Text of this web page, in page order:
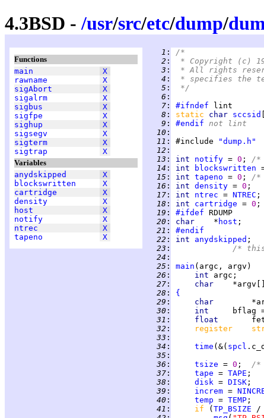
4.3BSD -/usr/src/etc/dump/
Functions
main
X
rawname
X
sigAbort
X
sigalrm
X
sigbus
X
sigfpe
X
sighup
X
sigsegv
X
sigterm
X
sigtrap
X
Variables
anydskipped
X
blockswritten
X
cartridge
X
density
X
host
X
notify
X
ntrec
X
tapeno
X
   1
:
/*
   2
:
* Copyright (c)
   3
:
* All rights
   4
:
* specifies the
   5
:
*/
   6
:
   7
: #ifndef
   8
: static char sccsid
   9
: #endif not lint
  10
:
  11
: #include
"dump.h"
  12
:
  13
: int notify = 0 ;
/*
  14
: int blockswritten
  15
: int tapeno = 0 ;
/*
  16
: int density = 0
  17
: int ntrec = NTREC
  18
: int cartridge = 0
  19
: #ifdef
  20
: char * host
  21
:
#endif
  22
: int anydskipped
  23
:
/* this
  24
:
  25
: main
  26
: int
  27
: char
  28
:
{
  29
: char
  30
: int bflag
  31
: float
  32
: register
  33
:
  34
: time (&( spcl
  35
:
  36
: tsize = 0 ;
/*
  37
: tape = TAPE
  38
: disk = DISK
  39
: increm =
  40
: temp = TEMP
  41
: if ( TP_BSIZE /